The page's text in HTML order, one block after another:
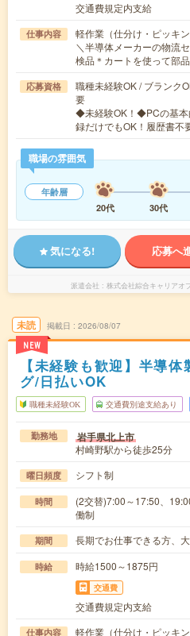
交通費規定内支給
仕事内容
軽作業（仕分け・ピッキ
＼半導体メーカーの物流
検品＊カートを使って部
応募資格
職種未経験OK / ブランク
要
◆未経験OK！◆PCの基本
録だけでもOK！履歴書
職場の雰囲気
年齢層
20代
30代
気になる! 応募へ
派遣会社 株式会社綜合キャリアオ
未読
NEW
掲載日 2026/08/07
【未経験も歓迎】半導
グ/日払いOK
職種未経験OK 交通費別途支給あり
勤務地 岩手県北上市
村崎野駅から徒歩25分
曜日頻度 シフト制
時間
(2交替)7:00～17:50、
働制
期間 長期でお仕事できる方、大
時給 時給1500～1875円
交通費
交通費規定内支給
仕事内容
軽作業（仕分け・ピッキ